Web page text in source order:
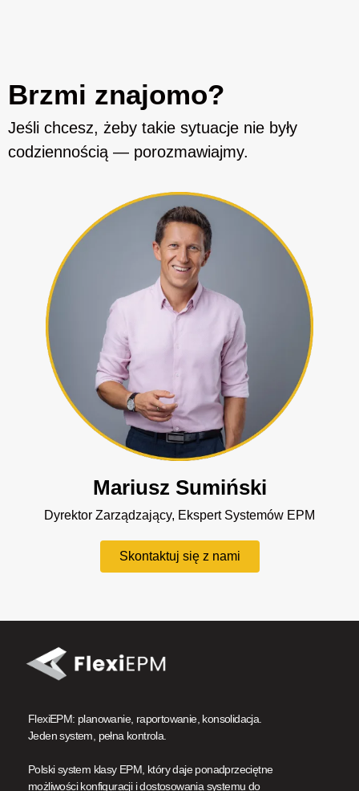
Brzmi znajomo?
Jeśli chcesz, żeby takie sytuacje nie były
codziennością — porozmawiajmy.
Mariusz Sumiński
Dyrektor Zarządzający, Ekspert Systemów EPM
Skontaktuj się z nami
FlexiEPM: planowanie, raportowanie, konsolidacja.
Jeden system, pełna kontrola.
Polski system klasy EPM, który daje ponadprzeciętne
możliwości konfiguracji i dostosowania systemu do